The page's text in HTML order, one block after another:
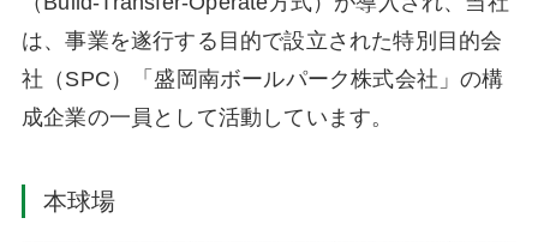
は、事業を遂行する目的で設立された特別目的会
社（SPC）「盛岡南ボールパーク株式会社」の構
成企業の一員として活動しています。
本球場